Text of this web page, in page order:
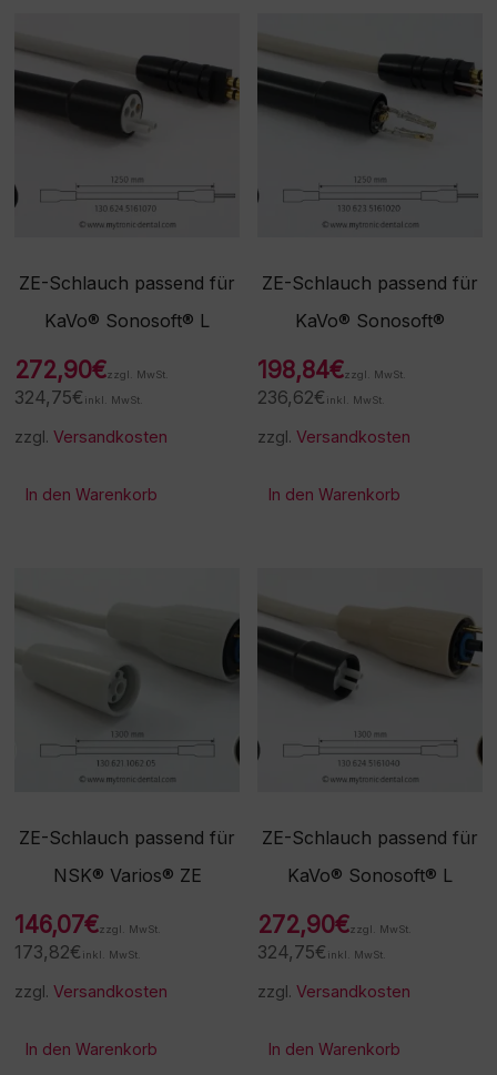
ZE-Schlauch passend für
KaVo® Sonosoft® L
272,90€zzgl. MwSt.
324,75€ inkl. MwSt.
zzgl.Versandkosten
In den Warenkorb
ZE-Schlauch passend für
KaVo® Sonosoft®
198,84€zzgl. MwSt.
236,62€ inkl. MwSt.
zzgl.Versandkosten
In den Warenkorb
ZE-Schlauch passend für
NSK® Varios® ZE
146,07€zzgl. MwSt.
173,82€ inkl. MwSt.
zzgl.Versandkosten
In den Warenkorb
ZE-Schlauch passend für
KaVo® Sonosoft® L
272,90€zzgl. MwSt.
324,75€ inkl. MwSt.
zzgl.Versandkosten
In den Warenkorb